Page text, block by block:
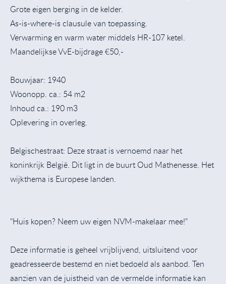
Grote eigen berging in de kelder.
As-is-where-is clausule van toepassing.
Verwarming en warm water middels HR-107 ketel.
Maandelijkse VvE-bijdrage €50,-
Bouwjaar: 1940
Woonopp. ca.: 54 m2
Inhoud ca.: 190 m3
Oplevering in overleg.
Belgischestraat: Deze straat is vernoemd naar het
koninkrijk België. Dit ligt in de buurt Oud Mathenesse. Het
wijkthema is Europese landen.
"Huis kopen? Neem uw eigen NVM-makelaar mee!"
Deze informatie is geheel vrijblijvend, uitsluitend voor
geadresseerde bestemd en niet bedoeld als aanbod. Ten
aanzien van de juistheid van de vermelde informatie kan